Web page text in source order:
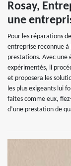
Rosay,
une
Pour les réparations
entreprise reconnue à
prestations. Avec une
expérimentés, il
et proposera les
les plus exigeants lui
faites comme eux,
d’une prestation de